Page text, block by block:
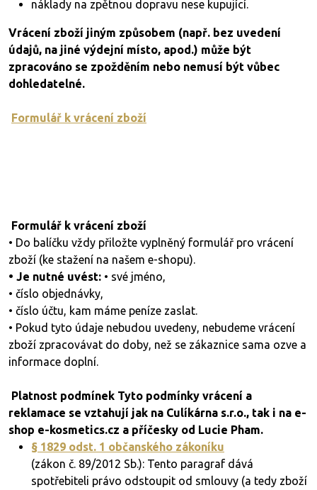
náklady na zpětnou dopravu nese kupující.
Vrácení zboží jiným způsobem (např. bez uvedení
údajů, na jiné výdejní místo, apod.) může být
zpracováno se zpožděním nebo nemusí být vůbec
dohledatelné.
Formulář k vrácení zboží
Formulář k vrácení zboží
• Do balíčku vždy přiložte vyplněný formulář pro vrácení
zboží (ke stažení na našem e-shopu).
• Je nutné uvést: • své jméno,
• číslo objednávky,
• číslo účtu, kam máme peníze zaslat.
• Pokud tyto údaje nebudou uvedeny, nebudeme vrácení
zboží zpracovávat do doby, než se zákaznice sama ozve a
informace doplní.
Platnost podmínek Tyto podmínky vrácení a
reklamace se vztahují jak na Culíkárna s.r.o., tak i na e-
shop e-kosmetics.cz a příčesky od Lucie Pham.
§ 1829 odst. 1 občanského zákoníku
(zákon č. 89/2012 Sb.): Tento paragraf dává
spotřebiteli právo odstoupit od smlouvy (a tedy zboží